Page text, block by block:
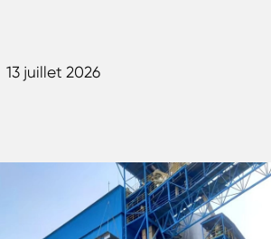
13 juillet 2026